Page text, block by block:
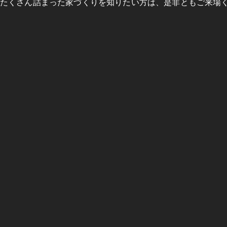
たくさん詰まった家づくりを知りたい方は、是非ともご来場